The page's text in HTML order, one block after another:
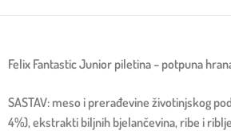
Felix Fantastic Junior piletina – potpuna
SASTAV: meso i prerađevine životinjskog
4%), ekstrakti biljnih bjelančevina, ribe i